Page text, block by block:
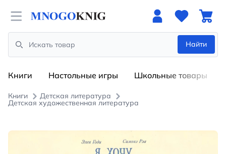
Open menu
Search
Найти
Книги Настольные игры Школьные товары
Книги Детская литература
Детская художественная литература